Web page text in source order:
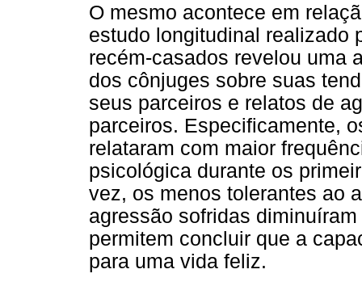
O mesmo acontece em
estudo longitudinal realizado
recém-casados revelou uma
dos cônjuges sobre suas
seus parceiros e relatos de
parceiros. Especificamente,
relataram com maior
psicológica durante os
vez, os menos tolerantes ao
agressão sofridas
permitem concluir que a
para uma vida feliz.